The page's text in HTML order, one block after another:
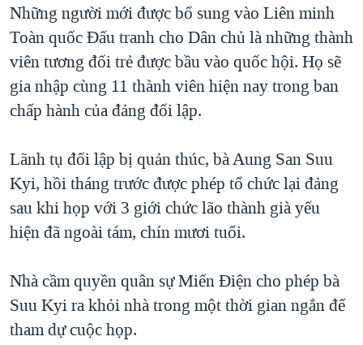
"Tìm"NGƯỜI VIỆT HẢI NGOẠI
ĐỜI SỐNG
KINH TẾ
KHOA HỌC
VĂN HOÁ
THỂ THAO
GIÁO DỤC
HÀNH TRÌNH BẦU CỬ 2024
MỘT NĂM CHIẾN TRANH TẠI DẢI GAZA
GIẢI MÃ VÀNH ĐAI & CON ĐƯỜNG
NGÀY TỊ NẠN THẾ GIỚI
GROUND ZERO – XƯA VÀ NAY
CHI PHÍ CHIẾN TRANH AFGHANISTAN
CÁC GIÁ TRỊ CỘNG HÒA Ở VIỆT NAM
TRỊNH VĨNH BÌNH VS. CHÍNH PHỦ VIỆT NAM
NGƯ DÂN VIỆT VÀ LÀN SÓNG TRỘM HẢI SÂM
VIDEO
NGHE
MẠNG XÃ HỘI
Ngôn ngữ khác
Những người mới được bổ sung vào Liên minh
Toàn quốc Ðấu tranh cho Dân chủ là những thành
viên tương đối trẻ được bầu vào quốc hội. Họ sẽ
gia nhập cùng 11 thành viên hiện nay trong ban
chấp hành của đảng đối lập.
Lãnh tụ đối lập bị quản thúc, bà Aung San Suu
Kyi, hồi tháng trước được phép tổ chức lại đảng
sau khi họp với 3 giới chức lão thành già yếu
hiện đã ngoài tám, chín mươi tuổi.
Nhà cầm quyền quân sự Miến Ðiện cho phép bà
Suu Kyi ra khỏi nhà trong một thời gian ngắn để
tham dự cuộc họp.